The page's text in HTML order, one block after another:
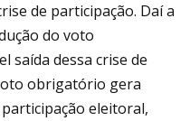
de participação. Daí a
do voto
saída dessa crise de
obrigatório gera
eleitoral,